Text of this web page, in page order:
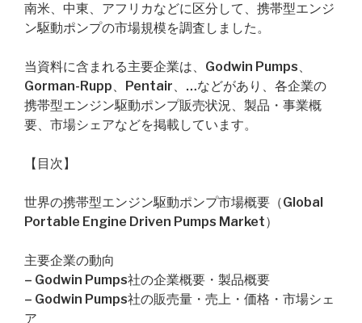
南米、中東、アフリカなどに区分して、携帯型エンジ
ン駆動ポンプの市場規模を調査しました。
当資料に含まれる主要企業は、Godwin Pumps、
Gorman-Rupp、Pentair、…などがあり、各企業の
携帯型エンジン駆動ポンプ販売状況、製品・事業概
要、市場シェアなどを掲載しています。
【目次】
世界の携帯型エンジン駆動ポンプ市場概要（Global
Portable Engine Driven Pumps Market）
主要企業の動向
– Godwin Pumps社の企業概要・製品概要
– Godwin Pumps社の販売量・売上・価格・市場シェ
ア